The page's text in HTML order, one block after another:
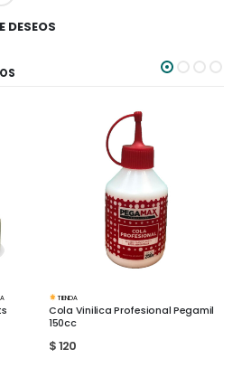
DESEOS
TIENDA
Cola Vinilica Profesional Pegamil
150cc
$120